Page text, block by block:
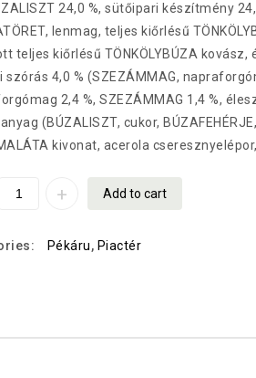
24,0 %, sütőipari készítmény
lenmag, teljes kiőrlésű
teljes kiőrlésű TÖNKÖLYBÚZA
szórás 4,0 % (SZEZÁMMAG,
2,4 %, SZEZÁMMAG 1,4 %,
(BÚZALISZT, cukor,
kivonat, acerola
Add to cart
Pékáru, Piactér